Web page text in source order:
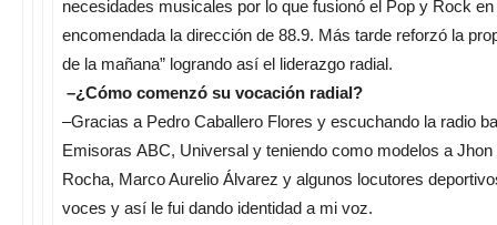
necesidades musicales por lo que fusionó el Pop y Rock
encomendada la dirección de 88.9. Más tarde reforzó la
de la mañana” logrando así el liderazgo radial.
–¿Cómo comenzó su vocación radial?
–Gracias a Pedro Caballero Flores y escuchando la radio
Emisoras ABC, Universal y teniendo como modelos a
Rocha, Marco Aurelio Álvarez y algunos locutores
voces y así le fui dando identidad a mi voz.